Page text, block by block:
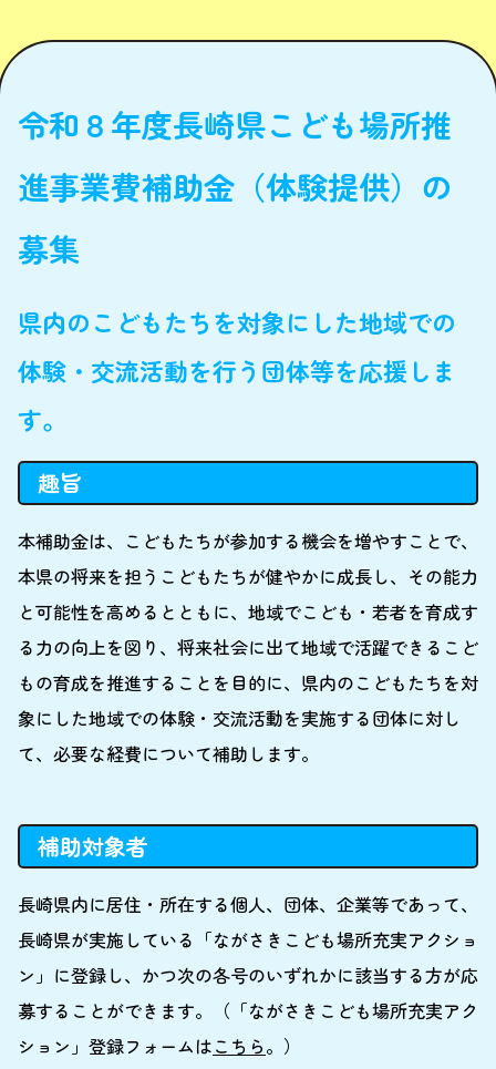
令和８年度長崎県こども場所推
進事業費補助金（体験提供）の
募集
県内のこどもたちを対象にした地域での
体験・交流活動を行う団体等を応援しま
す。
趣旨
本補助金は、こどもたちが参加する機会を増やすことで、
本県の将来を担うこどもたちが健やかに成長し、その能力
と可能性を高めるとともに、地域でこども・若者を育成す
る力の向上を図り、将来社会に出て地域で活躍できるこど
もの育成を推進することを目的に、県内のこどもたちを対
象にした地域での体験・交流活動を実施する団体に対し
て、必要な経費について補助します。
補助対象者
長崎県内に居住・所在する個人、団体、企業等であって、
長崎県が実施している「ながさきこども場所充実アクショ
ン」に登録し、かつ次の各号のいずれかに該当する方が応
募することができます。（「ながさきこども場所充実アク
ション」登録フォームはこちら。）